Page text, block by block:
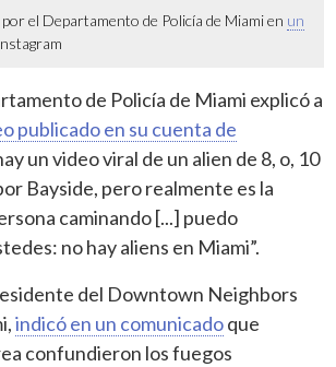
el Departamento de Policía de Miami en un
de Policía de Miami explicó a
publicado en su cuenta de
un video viral de un alien de 8, o, 10
Bayside, pero realmente es la
caminando [...] puedo
no hay aliens en Miami”.
del Downtown Neighbors
indicó en un comunicadoque
confundieron los fuegos